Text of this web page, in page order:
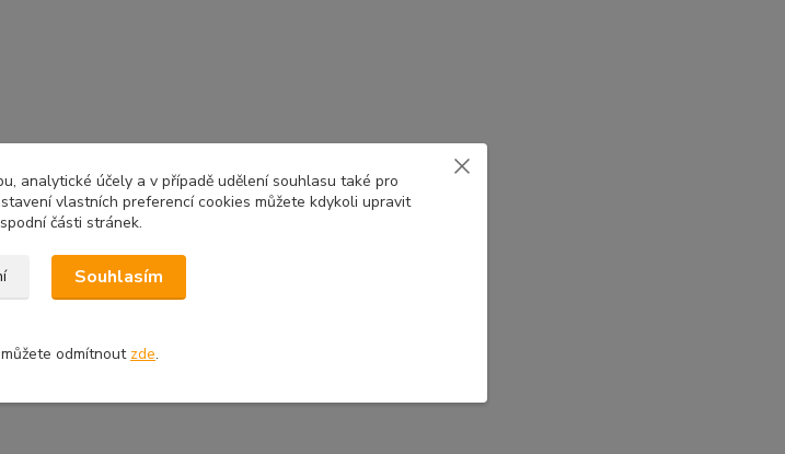
analytické účely a v případě udělení souhlasu také pro
vlastních preferencí cookies můžete kdykoli upravit
části stránek.
Souhlasím
odmítnout zde.